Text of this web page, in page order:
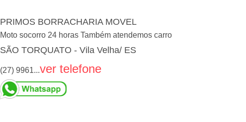
PRIMOS BORRACHARIA MOVEL
Moto socorro 24 horas Também atendemos carro
SÃO TORQUATO - Vila Velha/ ES
(27) 9961...ver telefone